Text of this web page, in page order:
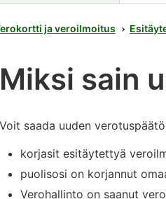
ja veroilmoitus
Miksi sain
Voit saada uuden
korjasit esitäytettyä
puolisosi on korjannut
Verohallinto on saanut